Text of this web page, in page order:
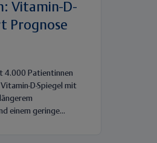
Vitamin-D-
Prognose
4.000 Patientinnen
D-Spiegel mit
einem geringe...